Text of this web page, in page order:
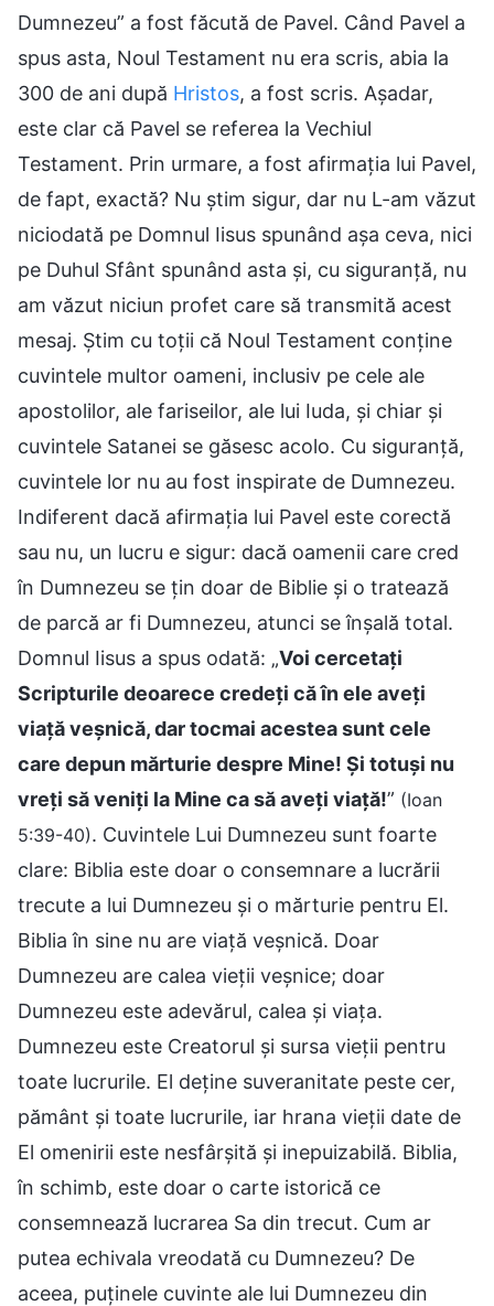
Dumnezeu” a fost făcută de Pavel. Când Pavel a
spus asta, Noul Testament nu era scris, abia la
300 de ani după Hristos, a fost scris. Așadar,
este clar că Pavel se referea la Vechiul
Testament. Prin urmare, a fost afirmația lui Pavel,
de fapt, exactă? Nu știm sigur, dar nu L-am văzut
niciodată pe Domnul Iisus spunând așa ceva, nici
pe Duhul Sfânt spunând asta și, cu siguranță, nu
am văzut niciun profet care să transmită acest
mesaj. Știm cu toții că Noul Testament conține
cuvintele multor oameni, inclusiv pe cele ale
apostolilor, ale fariseilor, ale lui Iuda, și chiar și
cuvintele Satanei se găsesc acolo. Cu siguranță,
cuvintele lor nu au fost inspirate de Dumnezeu.
Indiferent dacă afirmația lui Pavel este corectă
sau nu, un lucru e sigur: dacă oamenii care cred
în Dumnezeu se țin doar de Biblie și o tratează
de parcă ar fi Dumnezeu, atunci se înșală total.
Domnul Iisus a spus odată: „Voi cercetați
Scripturile deoarece credeți că în ele aveți
viață veșnică, dar tocmai acestea sunt cele
care depun mărturie despre Mine! Și totuși nu
vreți să veniți la Mine ca să aveți viață!” (Ioan
5:39-40). Cuvintele Lui Dumnezeu sunt foarte
clare: Biblia este doar o consemnare a lucrării
trecute a lui Dumnezeu și o mărturie pentru El.
Biblia în sine nu are viață veșnică. Doar
Dumnezeu are calea vieții veșnice; doar
Dumnezeu este adevărul, calea și viața.
Dumnezeu este Creatorul și sursa vieții pentru
toate lucrurile. El deține suveranitate peste cer,
pământ și toate lucrurile, iar hrana vieții date de
El omenirii este nesfârșită și inepuizabilă. Biblia,
în schimb, este doar o carte istorică ce
consemnează lucrarea Sa din trecut. Cum ar
putea echivala vreodată cu Dumnezeu? De
aceea, puținele cuvinte ale lui Dumnezeu din